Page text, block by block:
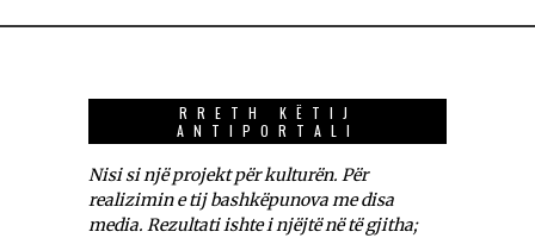
RRETH KËTIJ
ANTIPORTALI
Nisi si një projekt për kulturën. Për
realizimin e tij bashkëpunova me disa
media. Rezultati ishte i njëjtë në të gjitha;